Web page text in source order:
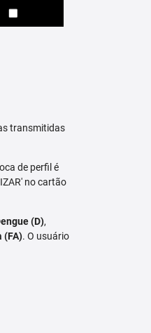
transmitidas
de perfil é
no cartão
(D),
(FA). O usuário